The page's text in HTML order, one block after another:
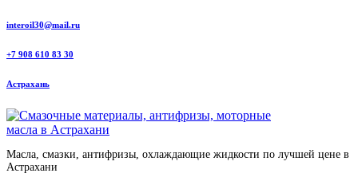
Перейти
содержанию
interoil30@mail.ru
+7 908 610 83 30
Астрахань
Масла, смазки, антифризы, охлаждающие жидкости по лучшей цене в
Астрахани